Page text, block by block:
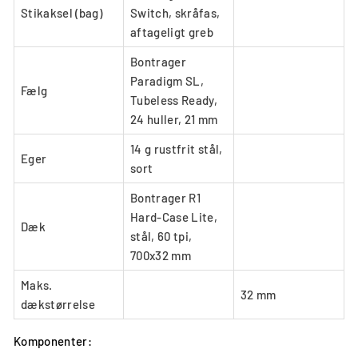
Stikaksel (bag)
Switch, skråfas,
aftageligt greb
Fælg
Bontrager
Paradigm SL,
Tubeless Ready,
24 huller, 21 mm
Eger
14 g rustfrit stål,
sort
Dæk
Bontrager R1
Hard-Case Lite,
stål, 60 tpi,
700x32 mm
Maks.
dækstørrelse
32 mm
Komponenter: